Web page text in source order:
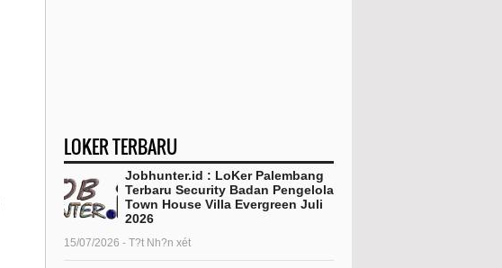
LOKER TERBARU
Jobhunter.id : LoKer Palembang
Terbaru Security Badan Pengelola
Town House Villa Evergreen Juli
2026
15/07/2026 - T?t Nh?n xét